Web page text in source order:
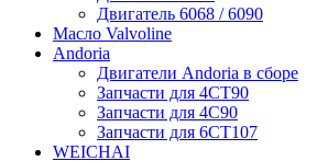
Двигатель 6068 / 6090
Масло Valvoline
Andoria
Двигатели Andoria в сборе
Запчасти для 4CT90
Запчасти для 4С90
Запчасти для 6CT107
WEICHAI